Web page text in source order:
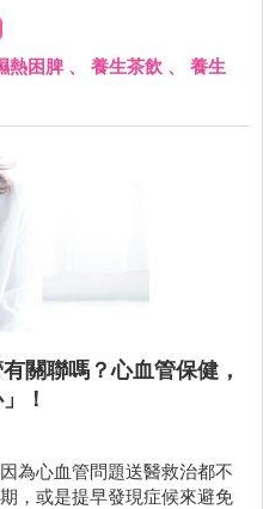
熱困脾、 養生茶飲 、 養生
關聯嗎？心血管保健，
！
為心血管問題送醫救治都不
，或是提早發現症候來避免